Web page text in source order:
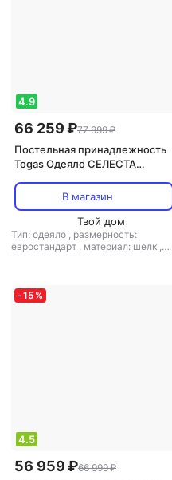
4.9
66 259 ₽77 999 ₽
Постельная принадлежность
Togas Одеяло СЕЛЕСТА
шелк,48%
хлопок,жаккард,20.04.17.0079
В магазин
Твой дом
Тип: одеяло , размерность:
евростандарт , материал: шелк ,
-15 %
4.5
56 959 ₽66 999 ₽